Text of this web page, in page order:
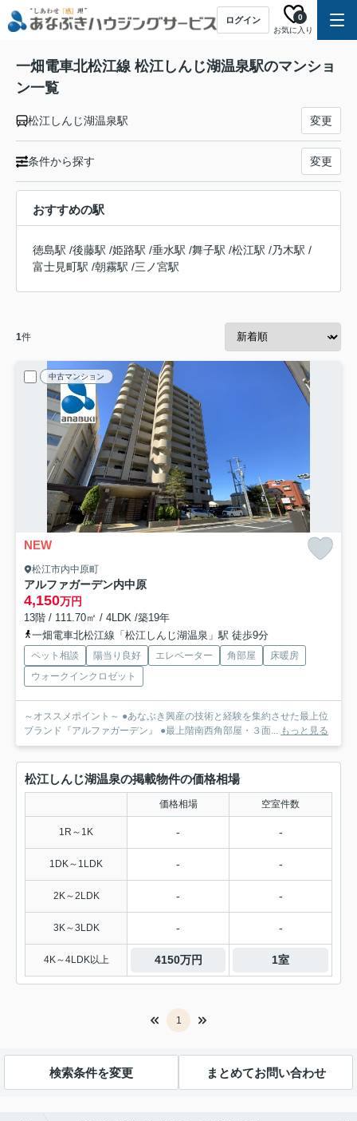
ログイン
お気に入り
0
一畑電車北松江線 松江しんじ湖温泉駅のマンショ
ン一覧
松江しんじ湖温泉駅 変更
条件から探す 変更
おすすめの駅
徳島駅 /後藤駅 /姫路駅 /垂水駅 /舞子駅 /松江駅 /乃木駅 /
富士見町駅 /朝霧駅 /三ノ宮駅
1件
中古マンション
NEW
松江市内中原町
アルファガーデン内中原
4,150万円
13階 / 111.70㎡ / 4LDK /築19年
一畑電車北松江線「松江しんじ湖温泉」駅 徒歩9分
ペット相談 陽当り良好 エレベーター 角部屋
床暖房
ウォークインクロゼット
～オススメポイント～ ●あなぶき興産の技術と経験を集約させた最上位
ブランド『アルファガーデン』 ●最上階南西角部屋・３面... もっと見る
松江しんじ湖温泉の掲載物件の価格相場
価格相場 空室件数
1R～1K - -
1DK～1LDK - -
2K～2LDK - -
3K～3LDK - -
4K～4LDK以上 4150万円 1室
1
検索条件を変更 まとめてお問い合わせ